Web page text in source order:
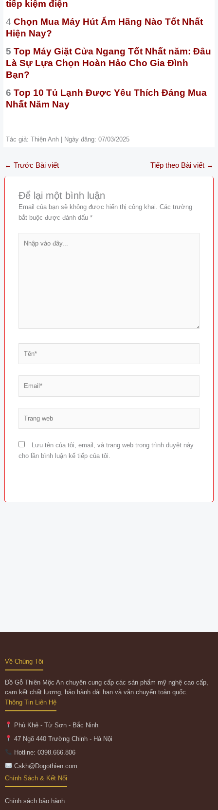
tiếp kiệm điện
4Chọn Mua Máy Hút Ẩm Hãng Nào Tốt Nhất
Hiện Nay?
5 Top Máy Giặt Cửa Ngang Tốt Nhất năm: Đâu
Là Sự Lựa Chọn Hoàn Hảo Cho Gia Đình
Bạn?
6 Top 10 Tủ Lạnh Được Yêu Thích Đáng Mua
Nhất Năm Nay
Tác giả: Thiện Anh | Ngày đăng: 07/03/2025
← Trước Bài viết Tiếp theo Bài viết →
Để lại một bình luận
Email của bạn sẽ không được hiển thị công khai. Các trường
bắt buộc được đánh dấu *
Lưu tên của tôi, email, và trang web trong trình duyệt này
cho lần bình luận kế tiếp của tôi.
Về Chúng Tôi
Đồ Gỗ Thiên Mộc An chuyên cung cấp các sản phẩm mỹ nghệ cao cấp,
cam kết chất lượng, bảo hành dài hạn và vận chuyển toàn quốc.
Thông Tin Liên Hệ
Phù Khê - Từ Sơn - Bắc Ninh
47 Ngõ 440 Trường Chinh - Hà Nội
Hotline: 0398.666.806
Cskh@Dogothien.com
Chính Sách & Kết Nối
Chính sách bảo hành